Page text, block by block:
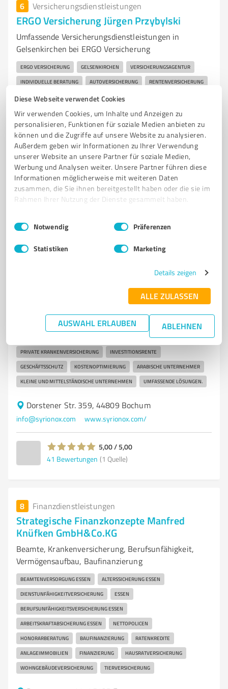
Diese Webseite verwendet Cookies
Wir verwenden Cookies, um Inhalte und Anzeigen zu
personalisieren, Funktionen für soziale Medien anbieten zu
können und die Zugriffe auf unsere Website zu analysieren.
Außerdem geben wir Informationen zu Ihrer Verwendung
unserer Website an unsere Partner für soziale Medien,
Werbung und Analysen weiter. Unsere Partner führen diese
Informationen möglicherweise mit weiteren Daten
zusammen, die Sie ihnen bereitgestellt haben oder die sie im
Rahmen Ihrer Nutzung der Dienste gesammelt haben.
Impressum Datenschutzbestimmungen
Einwilligungsauswahl
Notwendig Präferenzen
Statistiken Marketing
Details zeigen
ALLE ZULASSEN
AUSWAHL ERLAUBEN ABLEHNEN
6 Versicherungsdienstleistungen
ERGO Versicherung Jürgen Przybylski
Umfassende Versicherungsdienstleistungen in
Gelsenkirchen bei ERGO Versicherung
ERGO VERSICHERUNG GELSENKIRCHEN VERSICHERUNGSAGENTUR
INDIVIDUELLE BERATUNG AUTOVERSICHERUNG RENTENVERSICHERUNG
LEBENSVERSICHERUNG ZAHNVERSICHERUNG
BERUFSUNFÄHIGKEITSVERSICHERUNG SCHADENSREGULIERUNG
ONLINE-BERATUNG KUNDENZUFRIEDENHEIT
Von-Oven-Straße 17, 45879 Gelsenkirchen
info@versicherungsombudsmann.de
juergen-przybylski.ergo.de/
4,80 / 5,00
Syrionox - Ihr Partner für Versicherungen und
Unternehmensberatung in Europa.
VERSICHERUNGSMAKLER UNTERNEHMENSBERATUNG
FINANZBERATUNG
PRIVATE KRANKENVERSICHERUNG INVESTITIONSRENTE
GESCHÄFTSSCHUTZ KOSTENOPTIMIERUNG ARABISCHE UNTERNEHMER
KLEINE UND MITTELSTÄNDISCHE UNTERNEHMEN UMFASSENDE LÖSUNGEN.
Dorstener Str. 359, 44809 Bochum
info@syrionox.com www.syrionox.com/
5,00 / 5,00
41 Bewertungen (1 Quelle)
8 Finanzdienstleistungen
Strategische Finanzkonzepte Manfred
Knüfken GmbH&Co.KG
Beamte, Krankenversicherung, Berufsunfähigkeit,
Vermögensaufbau, Baufinanzierung
BEAMTENVERSORGUNG ESSEN ALTERSSICHERUNG ESSEN
DIENSTUNFÄHIGKEITVERSICHERUNG ESSEN
BERUFSUNFÄHIGKEITSVERSICHERUNG ESSEN
ARBEITSKRAFTABSICHERUNG ESSEN NETTOPOLICEN
HONORARBERATUNG BAUFINANZIERUNG RATENKREDITE
ANLAGEIMMOBILIEN FINANZIERUNG HAUSRATVERSICHERUNG
WOHNGEBÄUDEVERSICHERUNG TIERVERSICHERUNG